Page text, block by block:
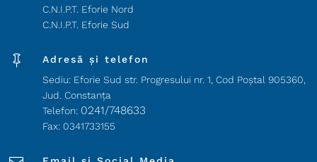
C.N.I.P.T. Eforie Nord
C.N.I.P.T. Eforie Sud

Adresă și telefon
Sediu: Eforie Sud str. Progresului nr. 1, Cod Poştal 905360,
Jud. Constanţa
Telefon: 0241/748633
Fax: 0341733155